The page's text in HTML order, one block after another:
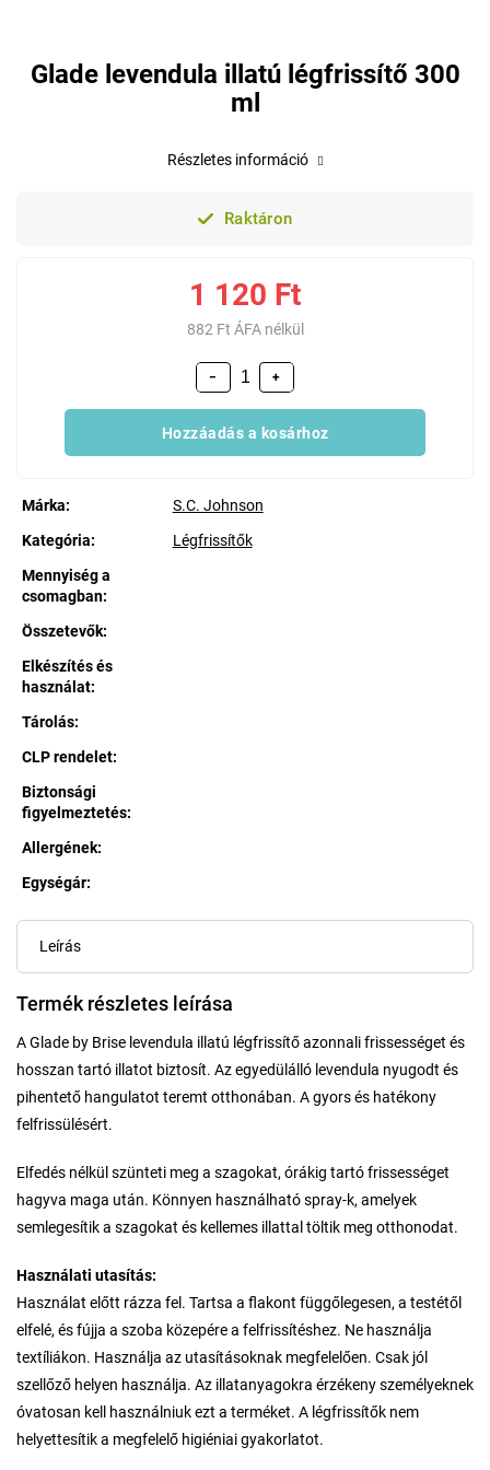
Glade levendula illatú légfrissítő 300
ml
Raktáron
1 120 Ft
882 Ft ÁFA nélkül
+
−
Hozzáadás a kosárhoz
Kategória:
Légfrissítők
Mennyiség a
csomagban:
Összetevők:
Elkészítés és
használat:
Tárolás:
CLP rendelet:
Biztonsági
figyelmeztetés:
Allergének:
Márka: S.C. Johnson
Egységár:
Részletes információ
Leírás
Termék részletes leírása
A Glade by Brise levendula illatú légfrissítő azonnali frissességet és
hosszan tartó illatot biztosít. Az egyedülálló levendula nyugodt és
pihentető hangulatot teremt otthonában. A gyors és hatékony
felfrissülésért.
Elfedés nélkül szünteti meg a szagokat, órákig tartó frissességet
hagyva maga után. Könnyen használható spray-k, amelyek
semlegesítik a szagokat és kellemes illattal töltik meg otthonodat.
Használati utasítás:
Használat előtt rázza fel. Tartsa a flakont függőlegesen, a testétől
elfelé, és fújja a szoba közepére a felfrissítéshez. Ne használja
textíliákon. Használja az utasításoknak megfelelően. Csak jól
szellőző helyen használja. Az illatanyagokra érzékeny személyeknek
óvatosan kell használniuk ezt a terméket. A légfrissítők nem
helyettesítik a megfelelő higiéniai gyakorlatot.